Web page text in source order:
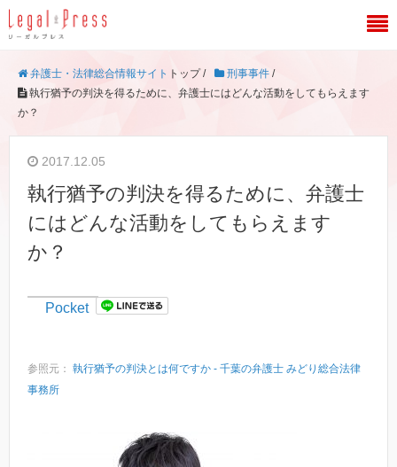
弁護士・法律総合情報サイト トップ / 刑事事件 /
執行猶予の判決を得るために、弁護士にはどんな活動をしてもらえます
か？
2017.12.05
執行猶予の判決を得るために、弁護士
にはどんな活動をしてもらえます
か？
Pocket
参照元： 執行猶予の判決とは何ですか - 千葉の弁護士 みどり総合法律
事務所